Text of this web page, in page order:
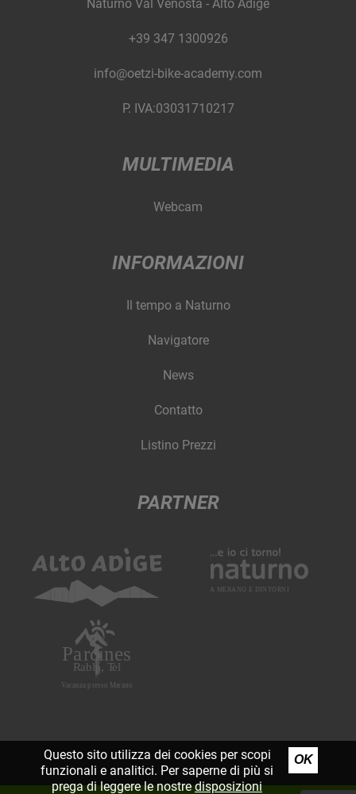
Naturno Val Venosta - Alto Adige
+39 347 1300926
info@oetzi-bike-academy.com
P. IVA:03031710217
MULTIMEDIA
Webcam
INFORMAZIONI
Il tempo a Naturno
Navigatore
News
Contatto
Listino Prezzi
PARTNER
Questo sito utilizza dei cookies per scopi
funzionali e analitici. Per saperne di più si
prega di leggere le nostredisposizioni
OK